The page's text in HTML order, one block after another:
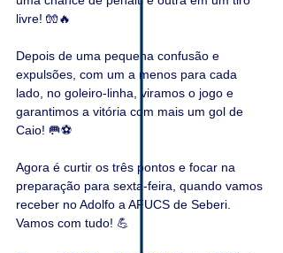
livre! 🧤🔥
Depois de uma pequena confusão e
expulsões, com um a menos para cada
lado, no goleiro-linha, viramos o jogo e
garantimos a vitória com mais um gol de
Caio! 🥅⚽
Agora é curtir os três pontos e focar na
preparação para sexta-feira, quando vamos
receber no Adolfo a AFUCS de Seberi.
Vamos com tudo! 💪